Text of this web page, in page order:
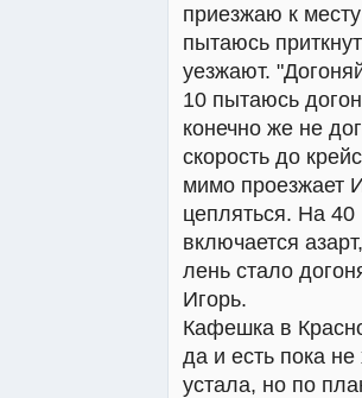
приезжаю к
пытаюсь
уезжают.
10 пытаюсь
конечно же не
скорость до
мимо проезжает
цепляться. На
включается
лень стало
Игорь.
Кафешка в
да и есть пока
устала, но по